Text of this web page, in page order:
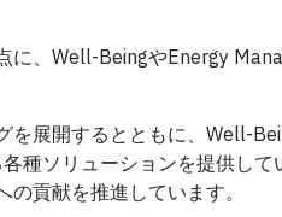
に、Well-BeingやEnergy
を展開するとともに、Well-
種ソリューションを提供して
貢献を推進しています。